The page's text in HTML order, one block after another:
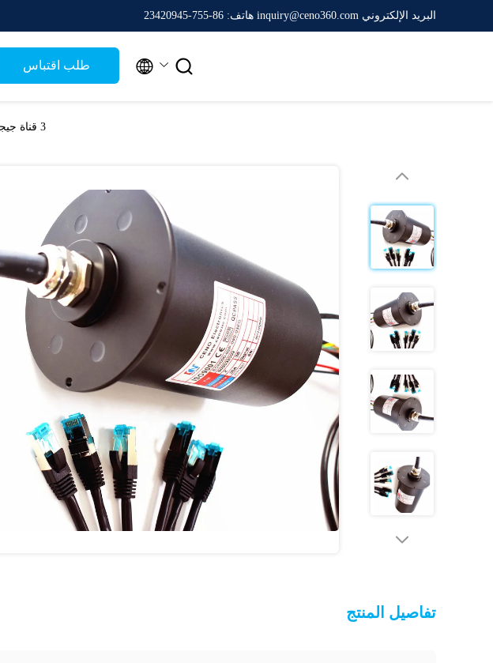
البريد الإلكتروني inquiry@ceno360.com هاتف: 86-755-23420945
طلب اقتباس  
3 قناة جيجابت إيثرنت زلة الدائري ، كابل زلة الدائري 380 VAC تصنيف الجهد
تفاصيل المنتج